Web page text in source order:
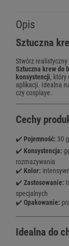
Opis
Sztuczna
Stwórz
Sztuczna krew do
konsystencji, który
aplikacji. Idealna
czy cosplaye.
Cechy
✔️ Pojemność: 30 g
✔️ Konsystencja:
rozmazywania
✔️ Kolor:
✔️Zastosowanie:
specjalnych
✔️Opakowanie:
Idealna do